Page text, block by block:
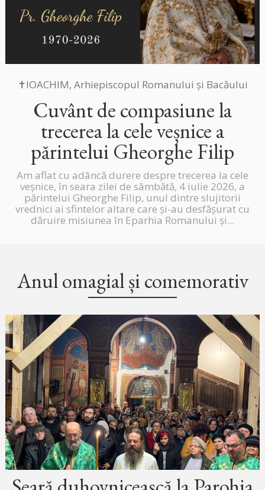
✝IOACHIM, Arhiepiscopul Romanului și Bacăului
Cuvânt de compasiune la
trecerea la cele veșnice a
părintelui Gheorghe Filip
Am aflat cu adâncă durere despre trecerea la cele
veșnice, în seara zilei de sâmbătă, 4 iulie 2026, a
părintelui Gheorghe Filip, unul dintre slujitorii
vrednici ai sfintelor altare care și-au desfășurat cu
dăruire misiunea în Eparhia Romanului și...
Anul omagial și comemorativ